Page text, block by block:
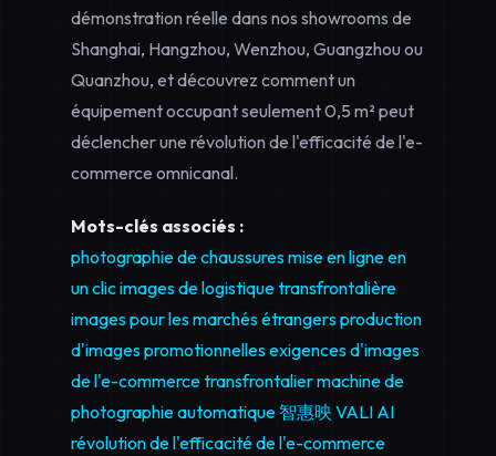
démonstration réelle dans nos showrooms de
Shanghai, Hangzhou, Wenzhou, Guangzhou ou
Quanzhou, et découvrez comment un
équipement occupant seulement 0,5 m² peut
déclencher une révolution de l'efficacité de l'e-
commerce omnicanal.
Mots-clés associés :
photographie de chaussuresmise en ligne en
un clicimages de logistique transfrontalière
images pour les marchés étrangersproduction
d'images promotionnellesexigences d'images
de l'e-commerce transfrontaliermachine de
photographie automatique 智惠映 VALI AI
révolution de l'efficacité de l'e-commerce